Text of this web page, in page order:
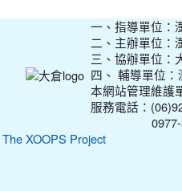
一、指導單位：
二、主辦單位：
三、協辦單位：
四、 輔導單位
本網站管理維護
服務電話：
0977-
The XOOPS Project